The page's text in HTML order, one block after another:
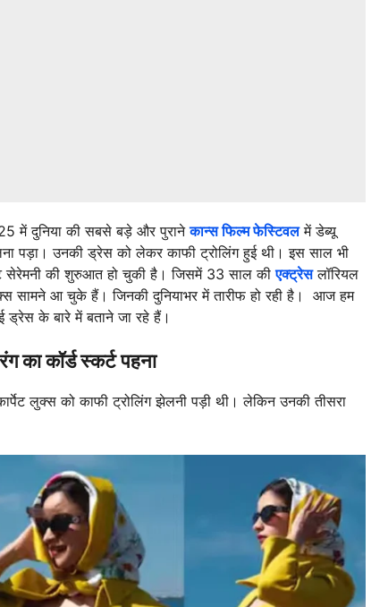
में दुनिया की सबसे बड़े और पुरानेकान्स फिल्म फेस्टिवलमें डेब्यू
पड़ा। उनकी ड्रेस को लेकर काफी ट्रोलिंग हुई थी। इस साल भी
सेरेमनी की शुरुआत हो चुकी है। जिसमें 33 साल कीएक्ट्रेसलॉरियल
सामने आ चुके हैं। जिनकी दुनियाभर में तारीफ हो रही है। आज हम
के बारे में बताने जा रहे हैं।
कॉर्ड स्कर्ट पहना
लुक्स को काफी ट्रोलिंग झेलनी पड़ी थी। लेकिन उनकी तीसरा